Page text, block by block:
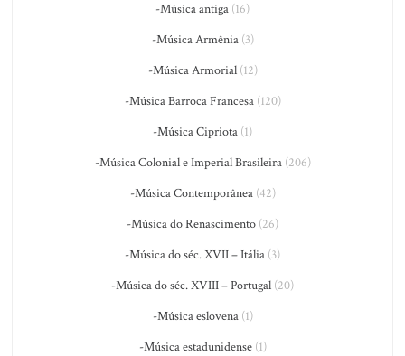
-Música antiga (16)
-Música Armênia(3)
-Música Armorial(12)
-Música Barroca Francesa(120)
-Música Cipriota (1)
-Música Colonial e Imperial Brasileira(206)
-Música Contemporânea(42)
-Música do Renascimento (26)
-Música do séc. XVII – Itália (3)
-Música do séc. XVIII – Portugal (20)
-Música eslovena(1)
-Música estadunidense(1)